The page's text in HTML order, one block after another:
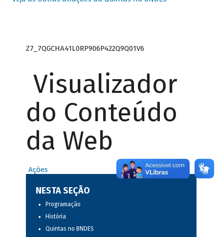
Z7_7QGCHA41L0RP906P422Q9Q01V6
Visualizador
do Conteúdo
da Web
Ações
NESTA SEÇÃO
Programação
História
Quintas no BNDES